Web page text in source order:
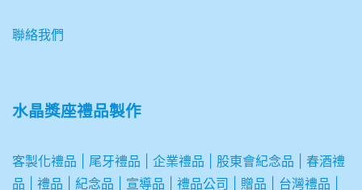
聯絡我們
水晶獎座禮品製作
客製化禮品 尾牙禮品 企業禮品 股東會紀念品
春酒禮
品
禮品 紀念品 宣導品 禮品公司 贈品 台灣禮品